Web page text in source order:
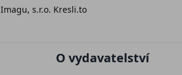
Imagu, s.r.o. Kresli.to
O vydavatelství